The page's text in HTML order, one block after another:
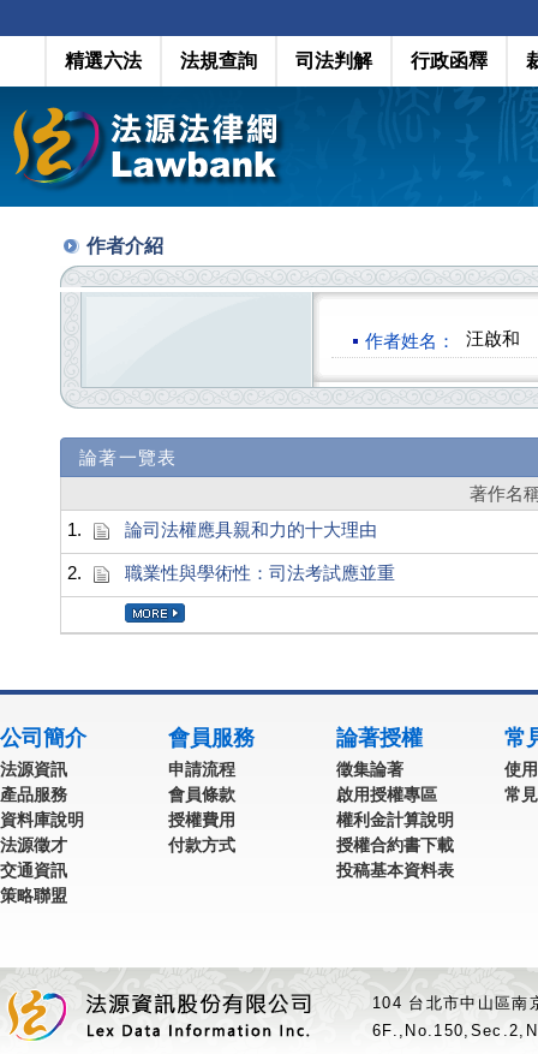
精選六法 法規查詢 司法判解 行政函釋
作者介紹
作者姓名： 汪啟和
論著一覽表
著作名
1.
論司法權應具親和力的十大理由
2. 職業性與學術性：司法考試應並重
公司簡介
法源資訊
產品服務
資料庫說明
法源徵才
交通資訊
策略聯盟
會員服務
申請流程
會員條款
授權費用
付款方式
論著授權
徵集論著
啟用授權專區
權利金計算說明
授權合約書下載
投稿基本資料表
常
使
常
104 台北市中山區